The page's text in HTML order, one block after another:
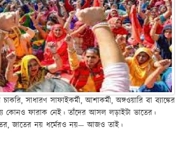
চাকরি, সাধারণ সাফাইকর্মী, আশাকর্মী, অঙ্গওয়ারি বা ব্যাঙ্কের
কোনও ফারাক নেই। তাঁদের আসল লড়াইটা ভাতের।
জাতের নয় ধর্মেরও নয়— আজও তাই।